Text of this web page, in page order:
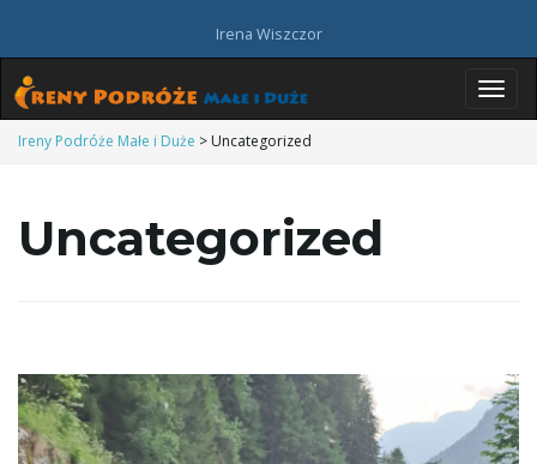
Irena Wiszczor
e
Ireny Podróże Małe i Duże > Uncategorized
Uncategorized